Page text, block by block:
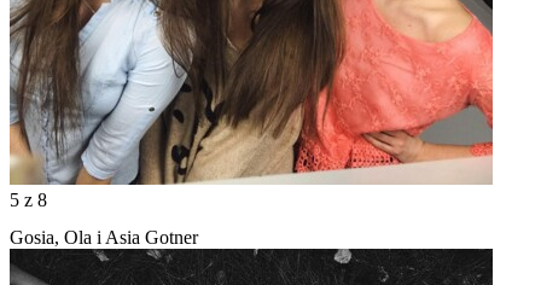
5 z 8
Gosia, Ola i Asia Gotner